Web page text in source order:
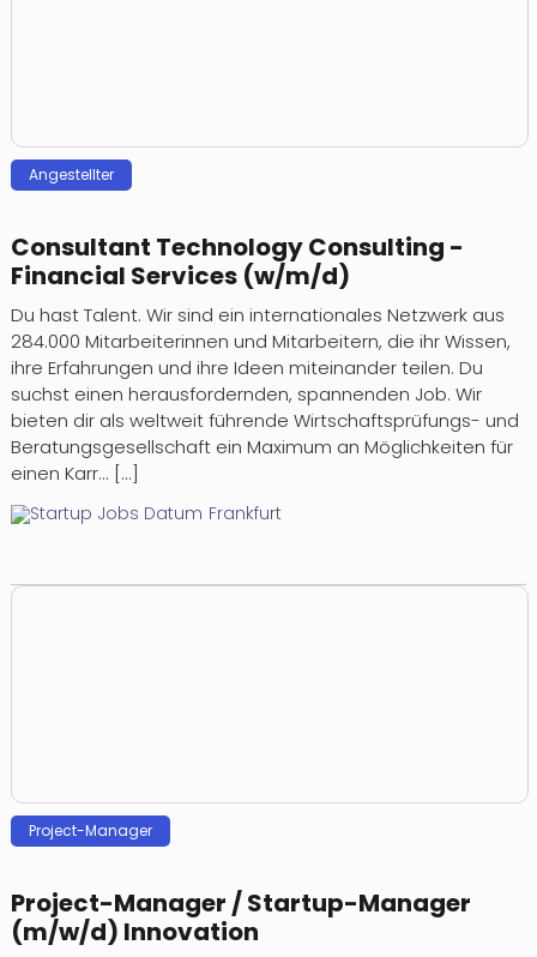
Angestellter
Consultant Technology Consulting -
Financial Services (w/m/d)
Du hast Talent. Wir sind ein internationales Netzwerk aus
284.000 Mitarbeiterinnen und Mitarbeitern, die ihr Wissen,
ihre Erfahrungen und ihre Ideen miteinander teilen. Du
suchst einen herausfordernden, spannenden Job. Wir
bieten dir als weltweit führende Wirtschaftsprüfungs- und
Beratungsgesellschaft ein Maximum an Möglichkeiten für
einen Karr... [...]
Frankfurt
Project-Manager
Project-Manager / Startup-Manager
(m/w/d) Innovation